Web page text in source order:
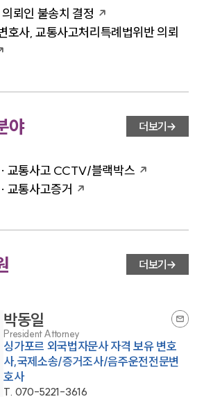
뢰인 불송치 결정
호사, 교통사고처리특례법위반 의뢰
야 더보기
교통사고 CCTV/블랙박스
교통사고증거
더보기
박동일
President Attorney
싱가포르 외국법자문사 자격 보유 변호
사,국제소송/증거조사/음주운전전문변
호사
T. 070-5221-3616